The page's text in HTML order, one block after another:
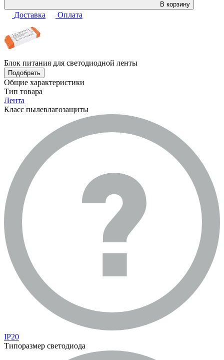
В корзину
Доставка Оплата
Блок питания для светодиодной ленты
Подобрать
Общие характеристики
Тип товара
Лента
Класс пылевлагозащиты
IP20
Типоразмер светодиода